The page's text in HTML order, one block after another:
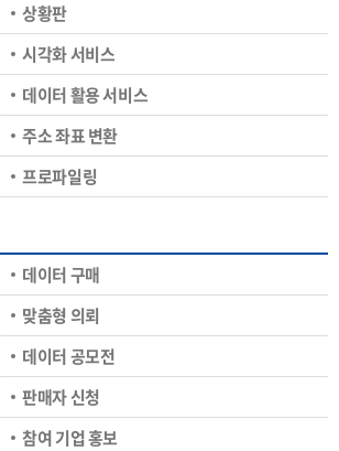
상황판
시각화 서비스
데이터 활용 서비스
주소 좌표 변환
프로파일링
데이터 구매
맞춤형 의뢰
데이터 공모전
판매자 신청
참여 기업 홍보